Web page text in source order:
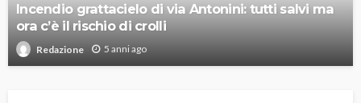
Incendio grattacielo di via Antonini: tutti salvi ma
ora c’è il rischio di crolli
Redazione 5 anni ago